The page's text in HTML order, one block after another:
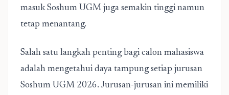
masuk Soshum UGM juga semakin tinggi namun
tetap menantang.
Salah satu langkah penting bagi calon mahasiswa
adalah mengetahui daya tampung setiap jurusan
Soshum UGM 2026. Jurusan-jurusan ini memiliki